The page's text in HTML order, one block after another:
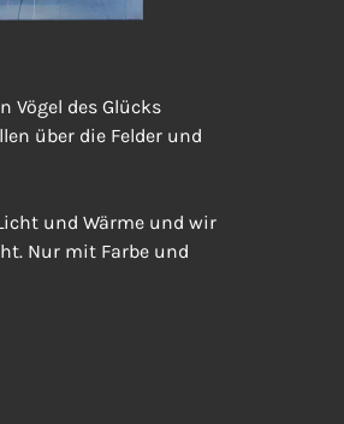
Vögel des Glücks
über die Felder und
und Wärme und wir
Nur mit Farbe und